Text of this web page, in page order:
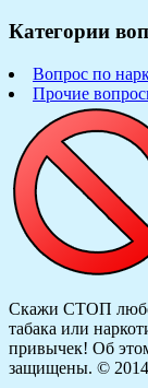
Категории
Вопрос по
Прочие
Скажи СТОП
табака или
привычек! Об
защищены. © 2014